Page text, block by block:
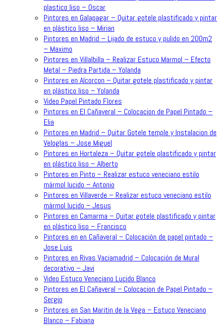
plastico liso – Oscar
Pintores en Galapagar – Quitar gotele plastificado y pintar
en plástico liso – Mirian
Pintores en Madrid – Lijado de estuco y pulido en 200m2
– Maximo
Pintores en Villalbilla – Realizar Estuco Marmol – Efecto
Metal – Piedra Partida – Yolanda
Pintores en Alcorcon – Quitar gotele plastificado y pintar
en plástico liso – Yolanda
Video Papel Pintado Flores
Pintores en El Cañaveral – Colocacion de Papel Pintado –
Elia
Pintores en Madrid – Quitar Gotele temple y Instalacion de
Veloglas – Jose Miguel
Pintores en Hortaleza – Quitar gotele plastificado y pintar
en plástico liso – Alberto
Pintores en Pinto – Realizar estuco veneciano estilo
mármol lucido – Antonio
Pintores en Villaverde – Realizar estuco veneciano estilo
mármol lucido – Jesus
Pintores en Camarma – Quitar gotele plastificado y pintar
en plástico liso – Francisco
Pintores en en Cañaveral – Colocación de papel pintado –
Jose Luis
Pintores en Rivas Vaciamadrid – Colocación de Mural
decorativo – Javi
Video Estuco Veneciano Lucido Blanco
Pintores en El Cañaveral – Colocacion de Papel Pintado –
Sergio
Pintores en San Maritin de la Vega – Estuco Veneciano
Blanco – Fabiana